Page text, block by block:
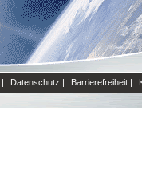
| Datenschutz | Barrierefreiheit |